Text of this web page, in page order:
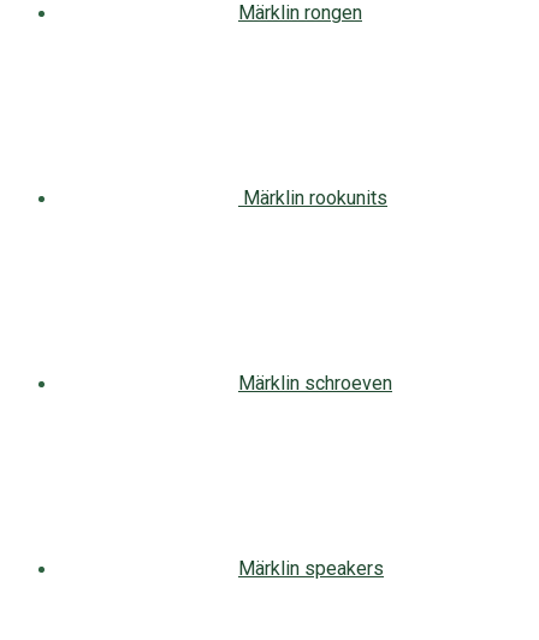
Märklin rongen
Märklin rookunits
Märklin schroeven
Märklin speakers